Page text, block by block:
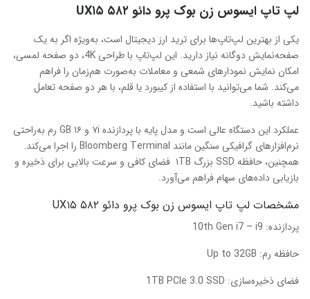
لپ تاپ ایسوس زن بوک پرو دائو ۵۸۲ UX۱۵
یکی از بهترین لپ‌تاپ‌ها برای ترید ارز دیجیتال است، به‌ویژه اگر به یک
صفحه‌نمایش دوگانه نیاز دارید. این لپ‌تاپ با طراحی 4K، دو صفحه لمسی،
امکان نمایش نمودارهای شمعی و معاملات به‌صورت هم‌زمان را فراهم
می‌کند. شما می‌توانید با استفاده از کیبورد یا قلم، با هر دو صفحه تعامل
داشته باشید.
عملکرد این دستگاه عالی است و مدل پایه با پردازنده ۷i و GB ۱۶ رم به‌راحتی
نرم‌افزارهای گرافیکی سنگین مانند Bloomberg Terminal را اجرا می‌کند.
همچنین، حافظه SSD بزرگ ۱TB فضای کافی و سرعت بالایی برای ذخیره و
بازیابی داده‌های سهام فراهم می‌آورد.
مشخصات لپ تاپ ایسوس زن بوک پرو دائو ۵۸۲ UX۱۵
پردازنده: 10th Gen i7 – i9
حافظه رم: Up to 32GB
فضای ذخیره‌سازی: 1TB PCIe 3.0 SSD